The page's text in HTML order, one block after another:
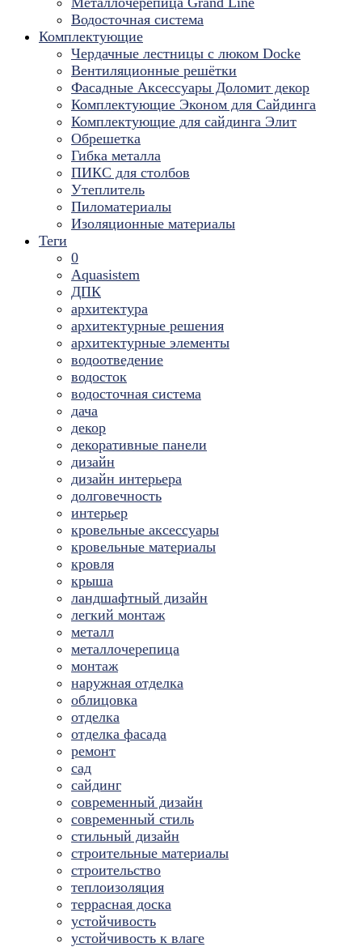
Водосточная система
Комплектующие
Чердачные лестницы с люком Docke
Вентиляционные решётки
Фасадные Аксессуары Доломит декор
Комплектующие Эконом для Сайдинга
Комплектующие для cайдинга Элит
Обрешетка
Гибка металла
ПИКС для столбов
Утеплитель
Пиломатериалы
Изоляционные материалы
Теги
0
Aquasistem
ДПК
архитектура
архитектурные решения
архитектурные элементы
водоотведение
водосток
водосточная система
дача
декор
декоративные панели
дизайн
дизайн интерьера
долговечность
интерьер
кровельные аксессуары
кровельные материалы
кровля
крыша
ландшафтный дизайн
легкий монтаж
металл
металлочерепица
монтаж
наружная отделка
облицовка
отделка
отделка фасада
ремонт
сад
сайдинг
современный дизайн
современный стиль
стильный дизайн
строительные материалы
строительство
теплоизоляция
террасная доска
устойчивость
устойчивость к влаге